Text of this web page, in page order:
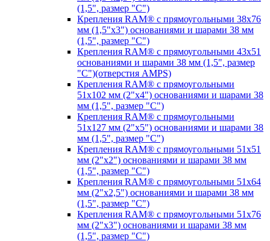
(1,5", размер "C")
Крепления RAM® с прямоугольными 38х76
мм (1,5"х3") основаниями и шарами 38 мм
(1,5", размер "C")
Крепления RAM® с прямоугольными 43х51
основаниями и шарами 38 мм (1,5", размер
"C")(отверстия AMPS)
Крепления RAM® с прямоугольными
51х102 мм (2"х4") основаниями и шарами 38
мм (1,5", размер "C")
Крепления RAM® с прямоугольными
51х127 мм (2"х5") основаниями и шарами 38
мм (1,5", размер "C")
Крепления RAM® с прямоугольными 51х51
мм (2"х2") основаниями и шарами 38 мм
(1,5", размер "C")
Крепления RAM® с прямоугольными 51х64
мм (2"х2,5") основаниями и шарами 38 мм
(1,5", размер "C")
Крепления RAM® с прямоугольными 51х76
мм (2"х3") основаниями и шарами 38 мм
(1,5", размер "C")